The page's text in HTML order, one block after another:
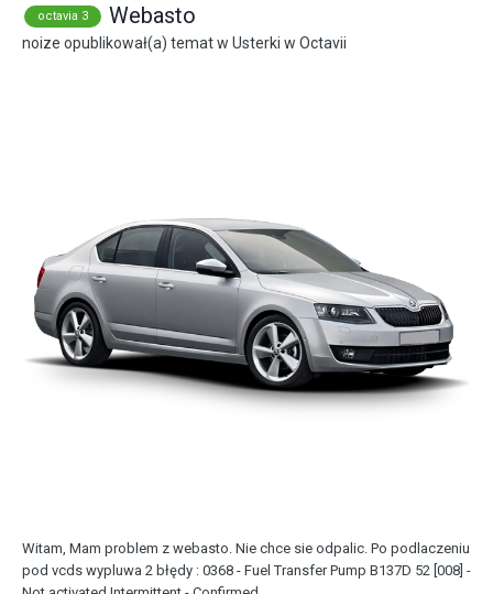
octavia 3 Webasto
noize opublikował(a) temat w Usterki w Octavii
Witam, Mam problem z webasto. Nie chce sie odpalic. Po podlaczeniu
pod vcds wypluwa 2 błędy : 0368 - Fuel Transfer Pump B137D 52 [008] -